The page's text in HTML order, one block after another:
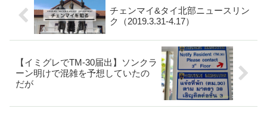
チェンマイ&タイ北部ニュースリン
ク（2019.3.31-4.17）
【イミグレでTM-30届出】ソンクラ
ーン明けで混雑を予想していたの
だが